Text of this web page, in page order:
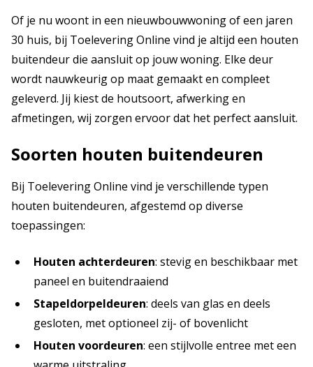
Of je nu woont in een nieuwbouwwoning of een jaren
30 huis, bij Toelevering Online vind je altijd een houten
buitendeur die aansluit op jouw woning. Elke deur
wordt nauwkeurig op maat gemaakt en compleet
geleverd. Jij kiest de houtsoort, afwerking en
afmetingen, wij zorgen ervoor dat het perfect aansluit.
Soorten houten buitendeuren
Bij Toelevering Online vind je verschillende typen
houten buitendeuren, afgestemd op diverse
toepassingen:
Houten achterdeuren: stevig en beschikbaar met
paneel en buitendraaiend
Stapeldorpeldeuren: deels van glas en deels
gesloten, met optioneel zij- of bovenlicht
Houten voordeuren: een stijlvolle entree met een